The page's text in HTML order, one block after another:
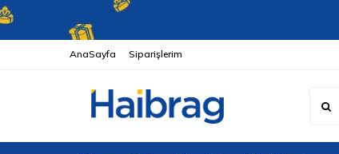
AnaSayfa Siparişlerim